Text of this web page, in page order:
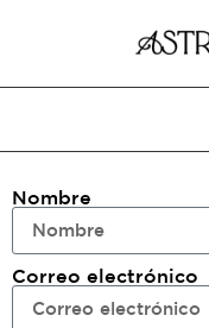
Nombre
Correo electrónico